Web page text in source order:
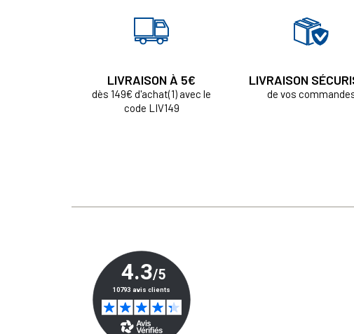
LIVRAISON À 5€
dès 149€ d'achat(1) avec le
code LIV149
LIVRAISON
de vos